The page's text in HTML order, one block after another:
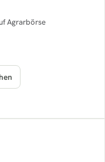
Agrarbörse